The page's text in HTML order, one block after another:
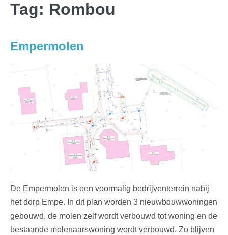
Tag: Rombou
Empermolen
De Empermolen is een voormalig bedrijventerrein nabij
het dorp Empe. In dit plan worden 3 nieuwbouwwoningen
gebouwd, de molen zelf wordt verbouwd tot woning en de
bestaande molenaarswoning wordt verbouwd. Zo blijven